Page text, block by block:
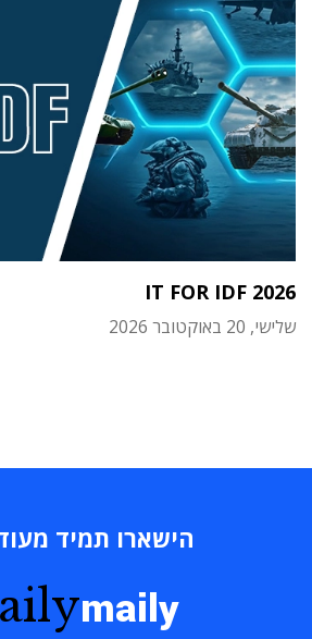
IT FOR IDF 2026
שלישי, 20 באוקטובר 2026
הישארו תמיד
maily